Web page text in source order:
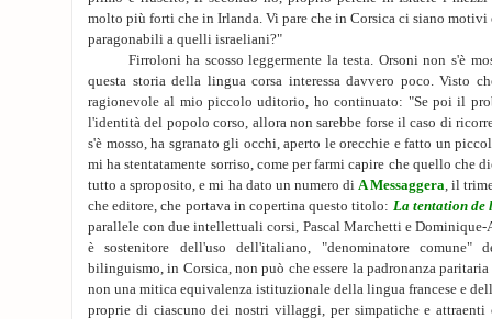
molto più forti che in Irlanda. Vi pare che in Corsica ci siano motivi
paragonabili a quelli israeliani?"
Firroloni ha scosso leggermente la testa. Orsoni non s'è
questa storia della lingua corsa interessa davvero poco. Visto
ragionevole al mio piccolo uditorio, ho continuato: "Se poi il
l'identità del popolo corso, allora non sarebbe forse il caso di
s'è mosso, ha sgranato gli occhi, aperto le orecchie e fatto un
mi ha stentatamente sorriso, come per farmi capire che quello che
tutto a sproposito, e mi ha dato un numero diA Messaggera, il
che editore, che portava in copertina questo titolo: La tentation
parallele con due intellettuali corsi, Pascal Marchetti e
è sostenitore dell'uso dell'italiano, "denominatore
bilinguismo, in Corsica, non può che essere la padronanza
non una mitica equivalenza istituzionale della lingua francese e
proprie di ciascuno dei nostri villaggi, per simpatiche e attraenti